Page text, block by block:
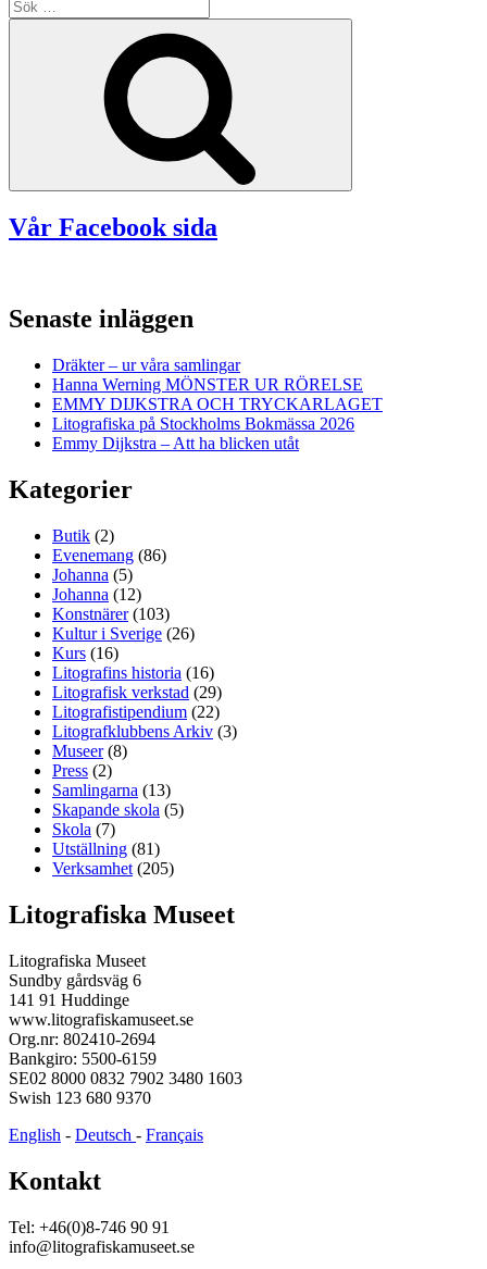
efter:
Vår Facebook sida
Senaste inläggen
Dräkter – ur våra samlingar
Hanna Werning MÖNSTER UR RÖRELSE
EMMY DIJKSTRA OCH TRYCKARLAGET
Litografiska på Stockholms Bokmässa 2026
Emmy Dijkstra – Att ha blicken utåt
Kategorier
Butik (2)
Evenemang (86)
Johanna (5)
Johanna (12)
Konstnärer(103)
Kultur i Sverige (26)
Kurs (16)
Litografins historia (16)
Litografisk verkstad (29)
Litografistipendium (22)
Litografklubbens Arkiv (3)
Museer(8)
Press (2)
Samlingarna (13)
Skapande skola (5)
Skola (7)
Utställning (81)
Verksamhet (205)
Litografiska Museet
Litografiska Museet
Sundby gårdsväg 6
141 91 Huddinge
www.litografiskamuseet.se
Org.nr: 802410-2694
Bankgiro: 5500-6159
SE02 8000 0832 7902 3480 1603
Swish 123 680 9370
English - Deutsch - Français
Kontakt
Tel: +46(0)8-746 90 91
info@litografiskamuseet.se